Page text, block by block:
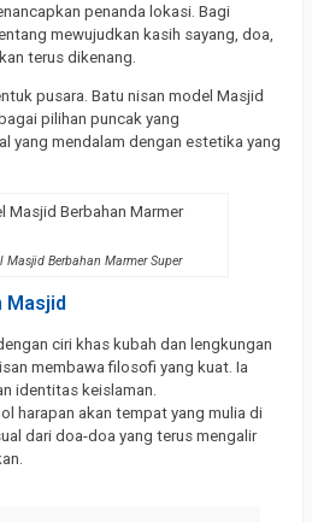
penanda lokasi. Bagi
mewujudkan kasih sayang, doa,
terus dikenang.
pusara. Batu nisan model Masjid
pilihan puncak yang
yang mendalam dengan estetika yang
Masjid Berbahan Marmer Super
Masjid
ciri khas kubah dan lengkungan
membawa filosofi yang kuat. Ia
identitas keislaman.
harapan akan tempat yang mulia di
dari doa-doa yang terus mengalir